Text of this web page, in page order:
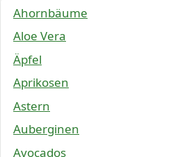
Ahornbäume
Aloe Vera
Äpfel
Aprikosen
Astern
Auberginen
Avocados